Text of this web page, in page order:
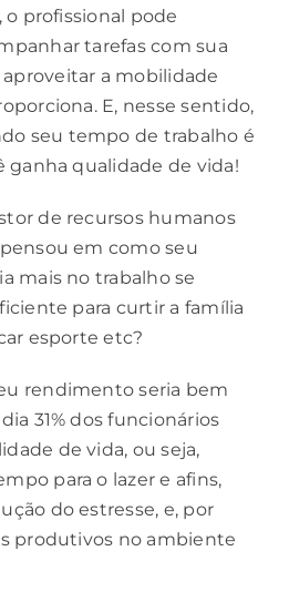
o profissional pode
tarefas com sua
a mobilidade
E, nesse sentido,
seu tempo de trabalho é
ganhaqualidade de vida!
de recursos humanos
em como seu
mais no trabalho se
para curtir a família
esporte etc?
rendimento seria bem
31% dos funcionários
de vida, ou seja,
para o lazer e afins,
do estresse, e, por
produtivos no ambiente